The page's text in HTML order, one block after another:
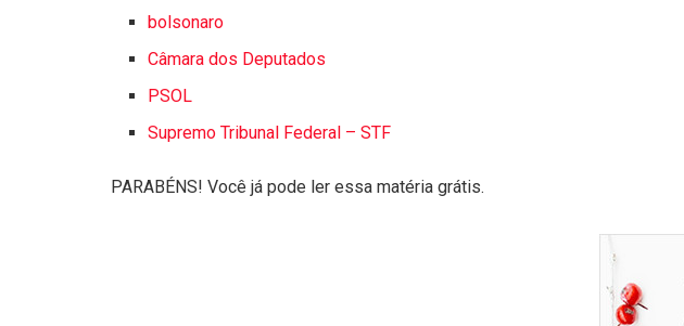
bolsonaro
Câmara dos Deputados
PSOL
Supremo Tribunal Federal – STF
PARABÉNS! Você já pode ler essa matéria grátis.